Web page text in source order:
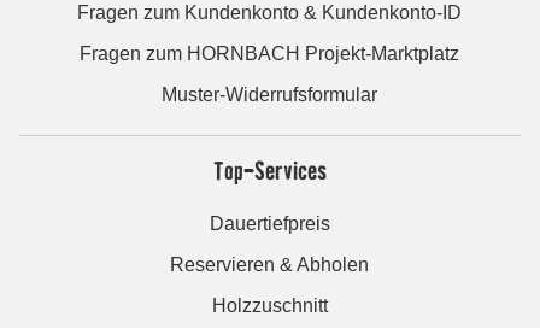
Fragen zum Kundenkonto & Kundenkonto-ID
Fragen zum HORNBACH Projekt-Marktplatz
Muster-Widerrufsformular
Top-Services
Dauertiefpreis
Reservieren & Abholen
Holzzuschnitt